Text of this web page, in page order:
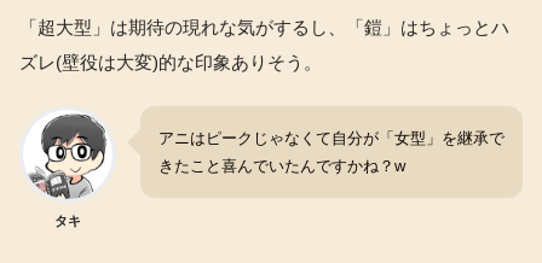
「超大型」は期待の現れな気がするし、「鎧」はちょっとハ
ズレ(壁役は大変)的な印象ありそう。
タキ
アニはピークじゃなくて自分が「女型」を継承で
きたこと喜んでいたんですかね？w